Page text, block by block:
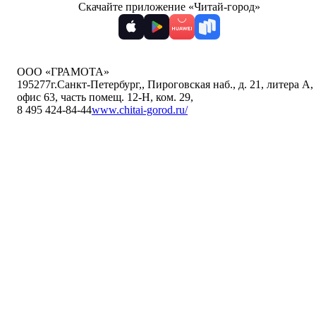
Скачайте приложение «Читай-город»
ООО «ГРАМОТА»
195277г.Санкт-Петербург,, Пироговская наб., д. 21, литера А,
офис 63, часть помещ. 12-Н, ком. 29,
8 495 424-84-44www.chitai-gorod.ru/